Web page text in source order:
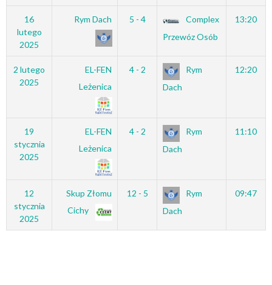
16
lutego
2025
Rym Dach 5 - 4
Complex
Przewóz Osób
13:20
2 lutego
2025
EL-FEN
Leżenica
4 - 2
Rym
Dach
12:20
19
stycznia
2025
EL-FEN
Leżenica
4 - 2
Rym
Dach
11:10
12
stycznia
2025
Skup Złomu
Cichy
12 - 5
Rym
Dach
09:47